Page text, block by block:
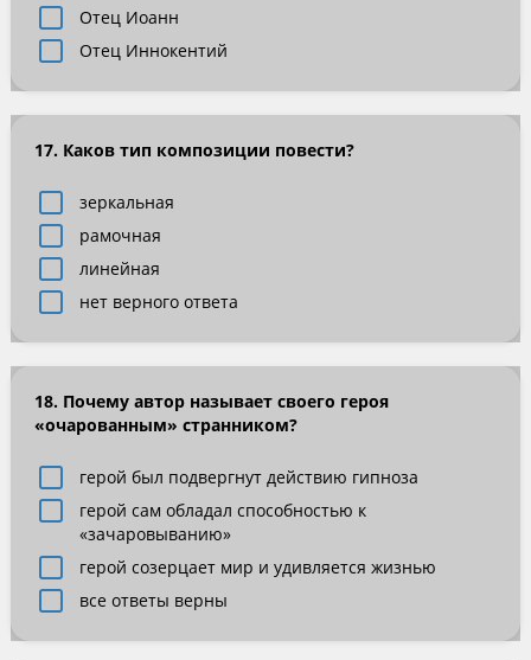
Отец Иоанн
Отец Иннокентий
17. Каков тип композиции повести?
зеркальная
рамочная
линейная
нет верного ответа
18. Почему автор называет своего героя
«очарованным» странником?
герой был подвергнут действию гипноза
герой сам обладал способностью к
«зачаровыванию»
герой созерцает мир и удивляется жизнью
все ответы верны